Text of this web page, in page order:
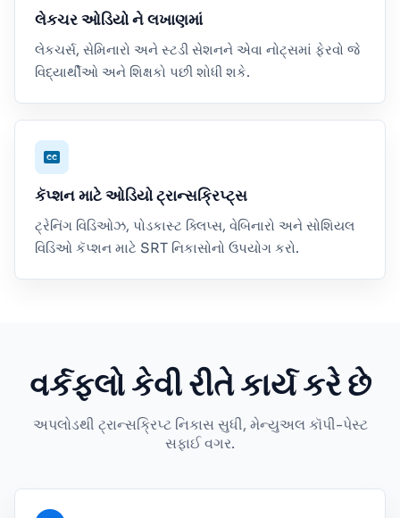
લેકચર ઓડિયો ને લખાણમાં
લેકચર્સ, સેમિનારો અને સ્ટડી સેશનને એવા નોટ્સમાં ફેરવો જે
વિદ્યાર્થીઓ અને શિક્ષકો પછી શોધી શકે.
કૅપ્શન માટે ઓડિયો ટ્રાન્સક્રિપ્ટ્સ
ટ્રેનિંગ વિડિઓઝ, પોડકાસ્ટ ક્લિપ્સ, વેબિનારો અને સોશિયલ
વિડિઓ કૅપ્શન માટે SRT નિકાસોનો ઉપયોગ કરો.
વર્કફ્લો કેવી રીતે કાર્ય કરે છે
અપલોડથી ટ્રાન્સક્રિપ્ટ નિકાસ સુધી, મેન્યુઅલ કૉપી-પેસ્ટ
સફાઈ વગર.